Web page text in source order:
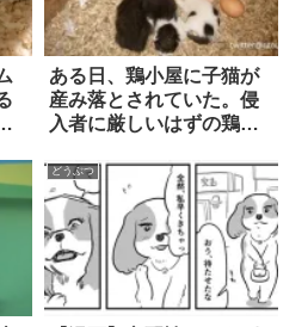
ある日、鶏小屋に子猫が
産み落とされていた。侵
入者に厳しいはずの鶏
どうぶつ